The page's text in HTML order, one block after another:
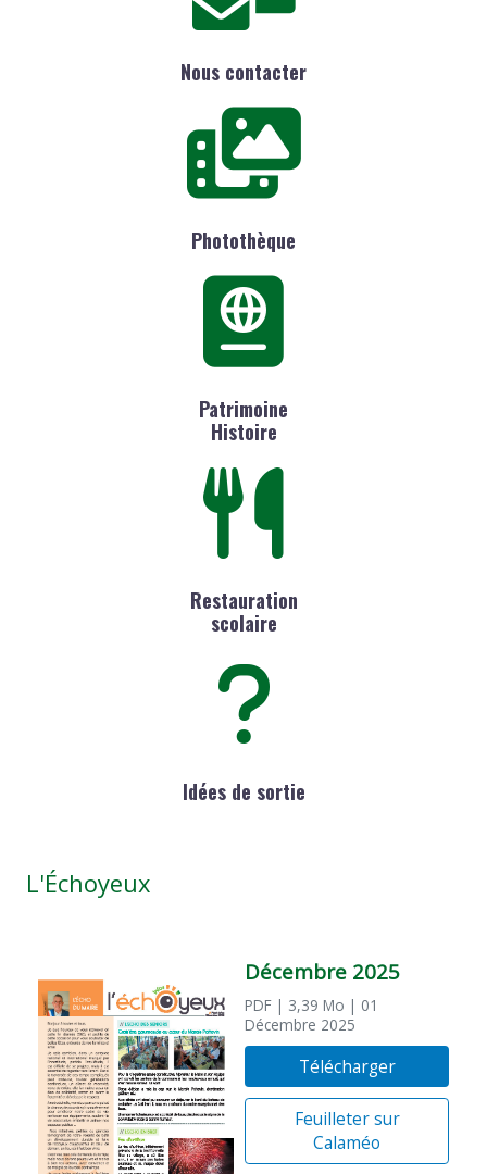
Nous contacter
Photothèque
Patrimoine
Histoire
Restauration
scolaire
Idées de sortie
L'Échoyeux
Décembre 2025
PDF | 3,39 Mo | 01
Décembre 2025
Télécharger
Feuilleter sur
Calaméo